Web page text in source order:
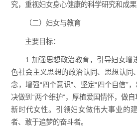
究，重视妇女身心健康的科学研究和成果
（二）妇女与教育
主要目标：
1.加强思想政治教育，引导妇女增
色社会主义思想的政治认同、思想认同
念，增强“四个意识”、坚定“四个自信”
决做到“两个维护”，厚植爱国情怀，做
新时代女性。引领妇女做伟大事业的
者、敢于追梦的奋斗者。